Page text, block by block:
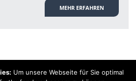
MEHR ERFAHREN
die einen Zusammenhang zwischen
Um unsere Webseite für Sie optimal